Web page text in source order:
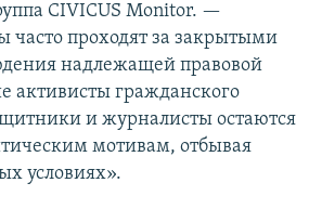
CIVICUS Monitor. —
часто проходят за закрытыми
надлежащей правовой
активисты гражданского
и журналисты остаются
мотивам, отбывая
условиях».